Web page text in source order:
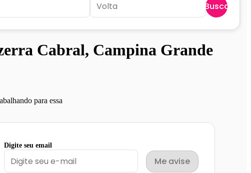
Buscar
Cabral, Campina Grande
para essa
Digite seu email
Me avise